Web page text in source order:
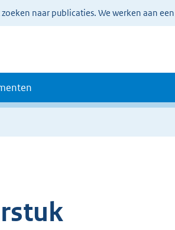
naar publicaties. We werken aan